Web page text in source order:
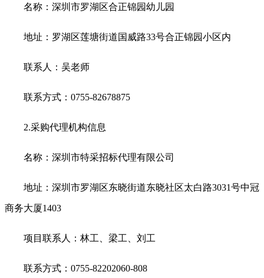
名称：深圳市罗湖区合正锦园幼儿园
地址：罗湖区莲塘街道国威路33号合正锦园小区内
联系人：吴老师
联系方式：0755-82678875
2.采购代理机构信息
名称：深圳市特采招标代理有限公司
地址：深圳市罗湖区东晓街道东晓社区太白路3031号中冠
商务大厦1403
项目联系人：林工、梁工、刘工
联系方式：0755-82202060-808